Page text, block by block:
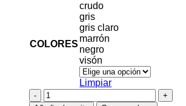
COLORES
crudo
gris
gris claro
marrón
negro
visón
Limpiar
Plaid